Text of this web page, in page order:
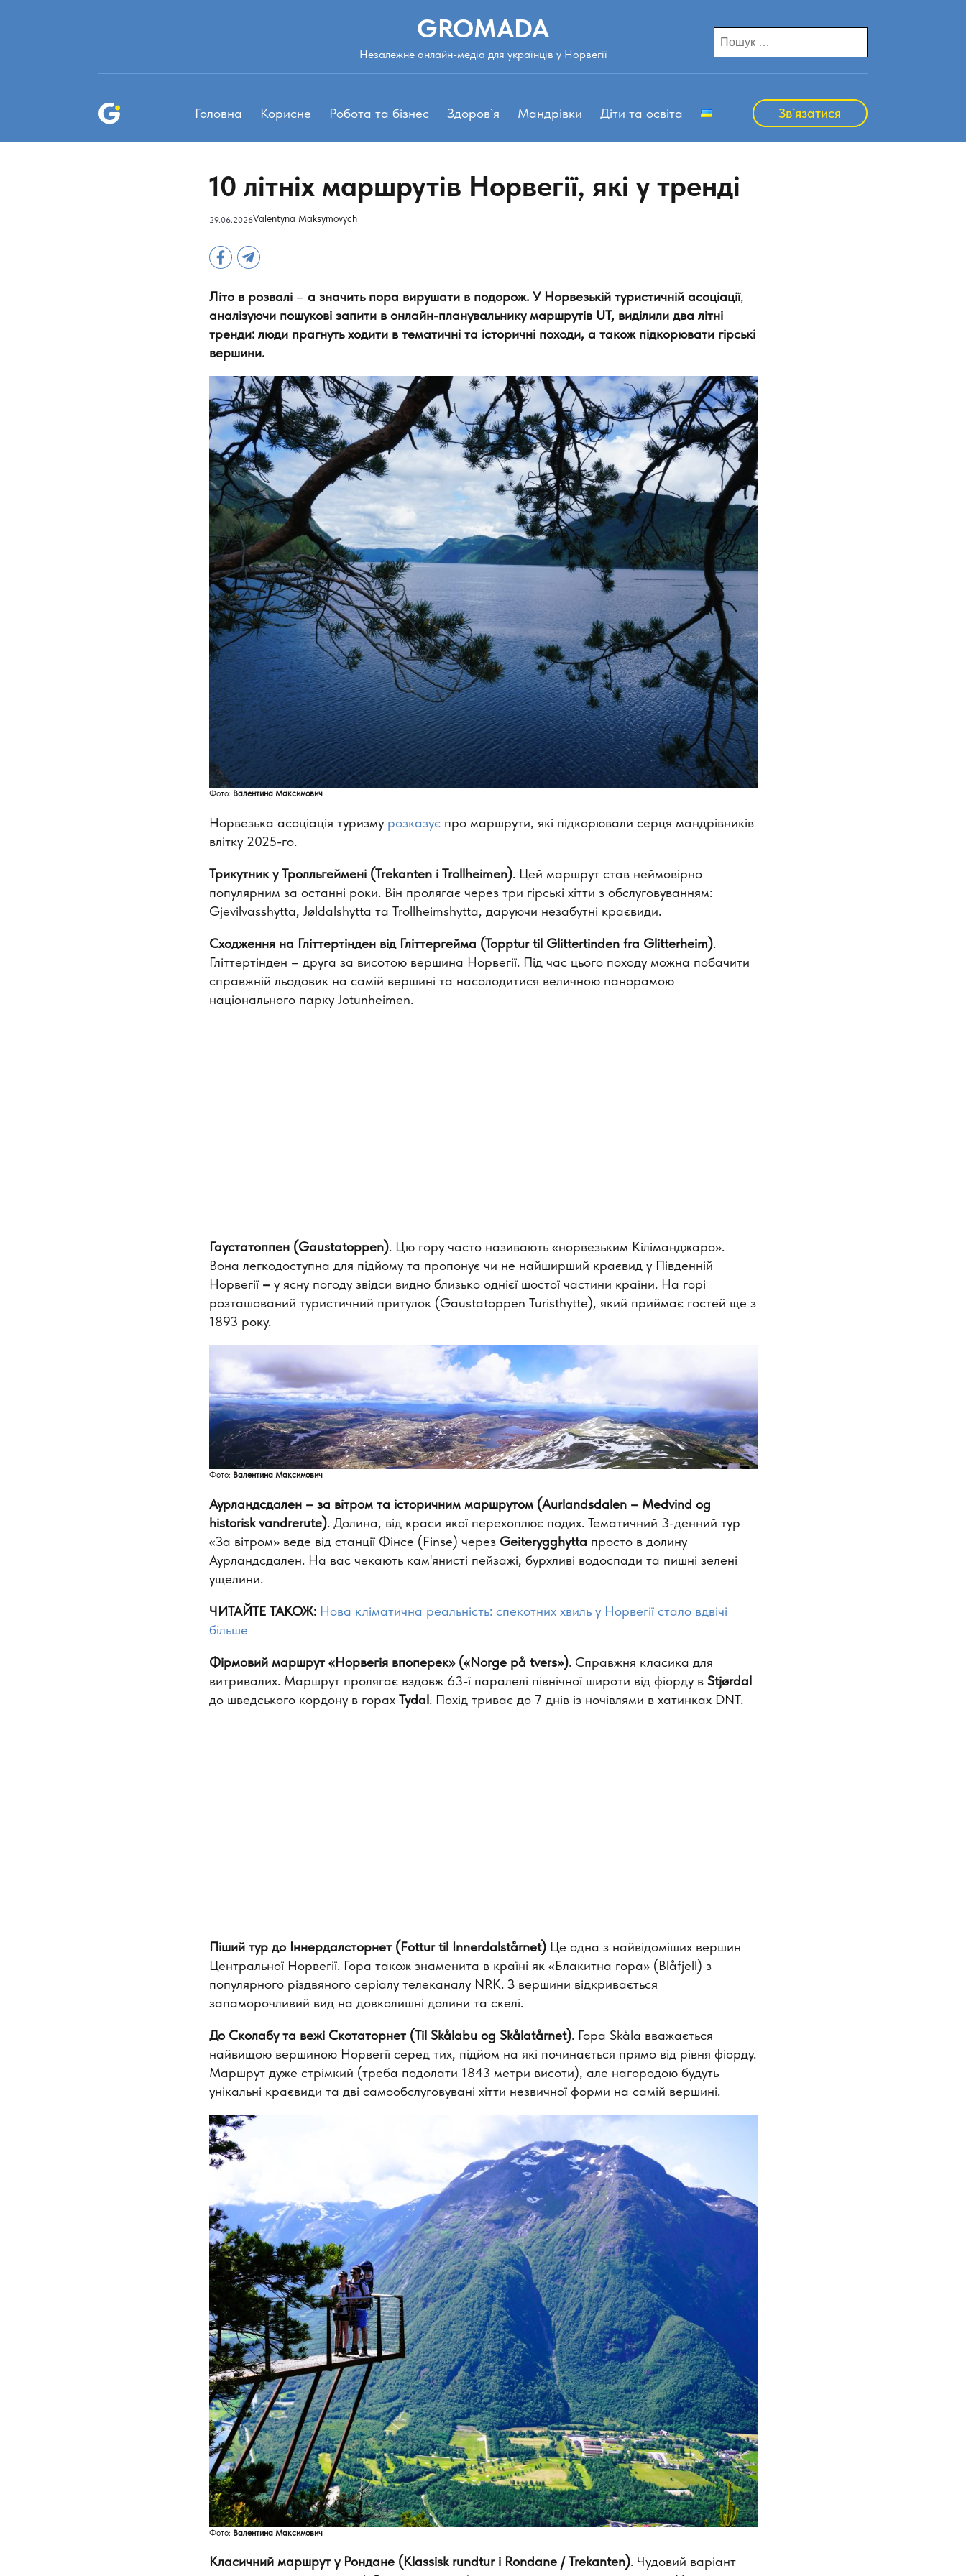
GROMADA
Незалежне онлайн-медіа для українців у Норвегії
Пошук:
Головна Корисне Робота та бізнес Здоров`я Мандрівки Діти та освіта Зв`язатися
10 літніх маршрутів Норвегії, які у тренді
29.06.2026Valentyna Maksymovych
Літо в розвалі– а значить пора вирушати в подорож. У Норвезькій туристичній асоціації,
аналізуючи пошукові запити в онлайн-планувальнику маршрутів UT, виділили два літні
тренди: люди прагнуть ходити в тематичні та історичні походи, а також підкорювати гірські
вершини.
Фото: Валентина Максимович
Норвезька асоціація туризму розказує про маршрути, які підкорювали серця мандрівників
влітку 2025-го.
Трикутник у Тролльгеймені (Trekanten i Trollheimen). Цей маршрут став неймовірно
популярним за останні роки. Він пролягає через три гірські хітти з обслуговуванням:
Gjevilvasshytta, Jøldalshytta та Trollheimshytta, даруючи незабутні краєвиди.
Сходження на Гліттертінден від Гліттергейма (Topptur til Glittertinden fra Glitterheim).
Гліттертінден – друга за висотою вершина Норвегії. Під час цього походу можна побачити
справжній льодовик на самій вершині та насолодитися величною панорамою
національного парку Jotunheimen.
Гаустатоппен (Gaustatoppen). Цю гору часто називають «норвезьким Кіліманджаро».
Вона легкодоступна для підйому та пропонує чи не найширший краєвид у Південній
Норвегії –у ясну погоду звідси видно близько однієї шостої частини країни. На горі
розташований туристичний притулок (Gaustatoppen Turisthytte), який приймає гостей ще з
1893 року.
Фото: Валентина Максимович
Аурландсдален –за вітром та історичним маршрутом (Aurlandsdalen –Medvind og
historisk vandrerute). Долина, від краси якої перехоплює подих. Тематичний 3-денний тур
«За вітром» веде від станції Фінсе (Finse) через Geiterygghytta просто в долину
Аурландсдален. На вас чекають кам'янисті пейзажі, бурхливі водоспади та пишні зелені
ущелини.
ЧИТАЙТЕ ТАКОЖ: Нова кліматична реальність: спекотних хвиль у Норвегії стало вдвічі
більше
Фірмовий маршрут «Норвегія впоперек» («Norge på tvers»). Справжня класика для
витривалих. Маршрут пролягає вздовж 63-ї паралелі північної широти від фіорду в Stjørdal
до шведського кордону в горах Tydal. Похід триває до 7 днів із ночівлями в хатинках DNT.
Піший тур до Іннердалсторнет (Fottur til Innerdalstårnet)Це одна з найвідоміших вершин
Центральної Норвегії. Гора також знаменита в країні як «Блакитна гора» (Blåfjell) з
популярного різдвяного серіалу телеканалу NRK. З вершини відкривається
запаморочливий вид на довколишні долини та скелі.
До Сколабу та вежі Скотаторнет (Til Skålabu og Skålatårnet). Гора Skåla вважається
найвищою вершиною Норвегії серед тих, підйом на які починається прямо від рівня фіорду.
Маршрут дуже стрімкий (треба подолати 1843 метри висоти), але нагородою будуть
унікальні краєвиди та дві самообслуговувані хітти незвичної форми на самій вершині.
Фото: Валентина Максимович
Класичний маршрут у Рондане (Klassisk rundtur i Rondane / Trekanten). Чудовий варіант